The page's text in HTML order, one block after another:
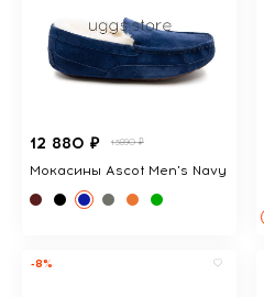
12 880 ₽ 13890 ₽
Мокасины Ascot Men's Navy
-8%